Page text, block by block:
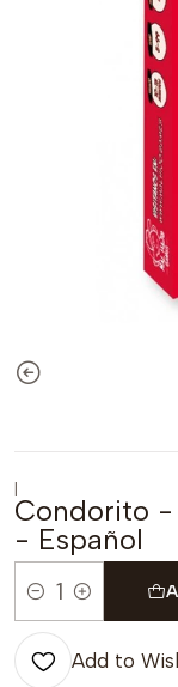
|
Condorito -
- Español
Quantity
Add to